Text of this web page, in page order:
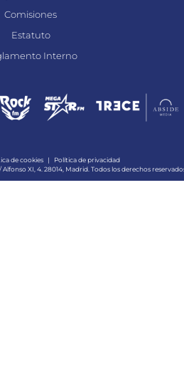
Comisiones
Estatuto
Interno
de cookies|
Política de privacidad
Alfonso XI, 4. 28014, Madrid. Todos los derechos